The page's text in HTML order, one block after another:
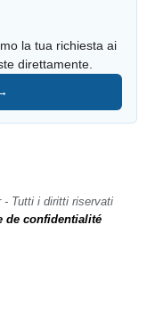
la tua richiesta ai
direttamente.
Tutti i diritti riservati
de confidentialité